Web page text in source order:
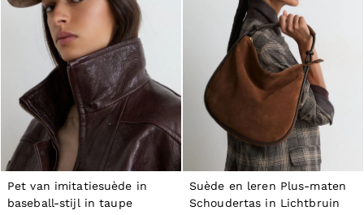
Pet van imitatiesuède in
baseball-stijl in taupe
Suède en leren Plus-maten
Schoudertas in Lichtbruin